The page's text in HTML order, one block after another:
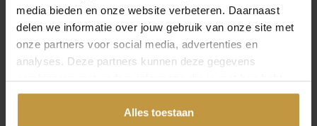
media bieden en onze website verbeteren. Daarnaast
delen we informatie over jouw gebruik van onze site met
onze partners voor social media, advertenties en
analyses. Deze partners kunnen deze gegevens
combineren met andere informatie die je met hen hebt
gedeeld of die ze hebben verzameld via jouw gebruik van
Alles toestaan